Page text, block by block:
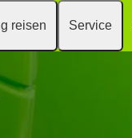
reisen Service